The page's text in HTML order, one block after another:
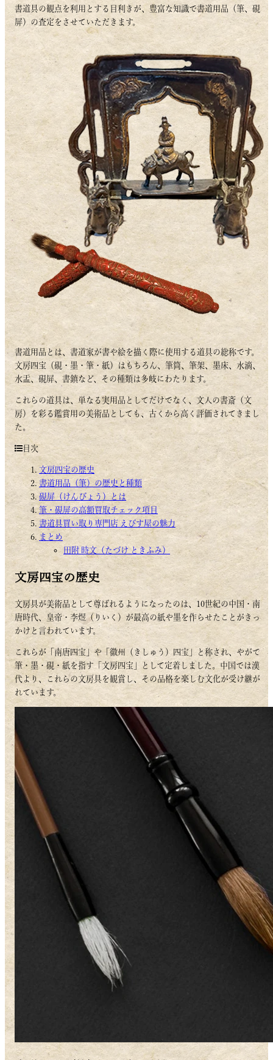
書道具の観点を利用とする目利きが、豊富な知識で書道用品（筆、硯
屏）の査定をさせていただきます。
書道用品とは、書道家が書や絵を描く際に使用する道具の総称です。
文房四宝（硯・墨・筆・紙）はもちろん、筆筒、筆架、墨床、水滴、
水盂、硯屏、書鎮など、その種類は多岐にわたります。
これらの道具は、単なる実用品としてだけでなく、文人の書斎（文
房）を彩る鑑賞用の美術品としても、古くから高く評価されてきまし
た。
目次
文房四宝の歴史
書道用品（筆）の歴史と種類
硯屏（けんびょう）とは
筆・硯屏の高額買取チェック項目
書道具買い取り専門店 えびす屋の魅力
まとめ
田附 時文（たづけ ときふみ）
文房四宝の歴史
文房具が美術品として尊ばれるようになったのは、10世紀の中国・南
唐時代、皇帝・李煜（りいく）が最高の紙や墨を作らせたことがきっ
かけと言われています。
これらが「南唐四宝」や「徽州（きしゅう）四宝」と称され、やがて
筆・墨・硯・紙を指す「文房四宝」として定着しました。中国では漢
代より、これらの文房具を観賞し、その品格を楽しむ文化が受け継が
れています。